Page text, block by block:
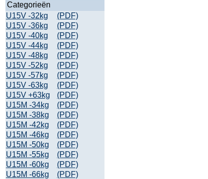
Categorieën
U15V -32kg
(PDF)
U15V -36kg
(PDF)
U15V -40kg
(PDF)
U15V -44kg
(PDF)
U15V -48kg
(PDF)
U15V -52kg
(PDF)
U15V -57kg
(PDF)
U15V -63kg
(PDF)
U15V +63kg
(PDF)
U15M -34kg
(PDF)
U15M -38kg
(PDF)
U15M -42kg
(PDF)
U15M -46kg
(PDF)
U15M -50kg
(PDF)
U15M -55kg
(PDF)
U15M -60kg
(PDF)
U15M -66kg
(PDF)